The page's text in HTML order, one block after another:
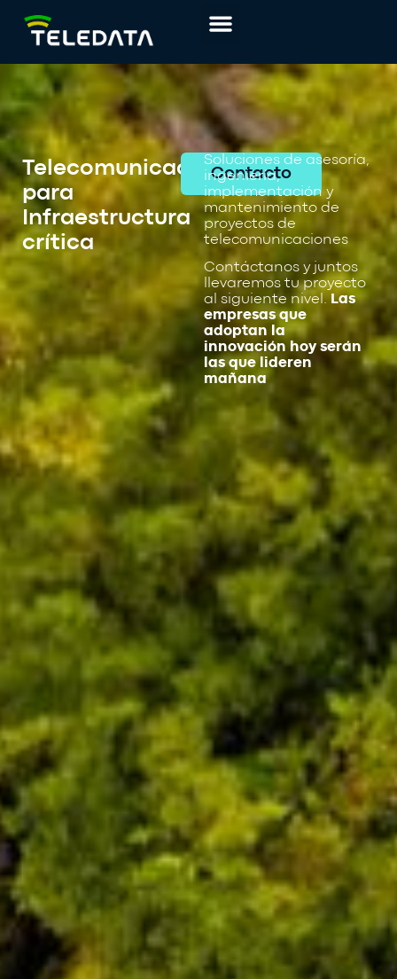
Telecomunicaciones
para
Infraestructura
crítica
Contacto
Soluciones de asesoría,
ingeniería,
implementación y
mantenimiento de
proyectos de
telecomunicaciones
Contáctanos y juntos
llevaremos tu proyecto
al siguiente nivel. Las
empresas que
adoptan la
innovación hoy serán
las que lideren
mañana